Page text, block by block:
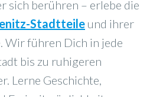
sich berühren – erlebe die
Stadtteile und ihrer
Wir führen Dich in jede
bis zu ruhigeren
Lerne Geschichte,